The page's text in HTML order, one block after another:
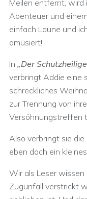
Meilen entfernt, wird
Abenteuer und
einfach Laune und
amüsiert!
In „Der
verbringt Addie eine
schreckliches
zur Trennung von
Versöhnungstreffen
Also verbringt sie
eben doch ein
Wir als Leser wissen
Zugunfall verstrickt